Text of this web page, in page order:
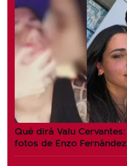
Qué dirá Valu
fotos de Enzo